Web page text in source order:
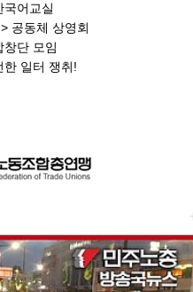
어교실
공동체 상영회
단 모임
한 일터 쟁취!